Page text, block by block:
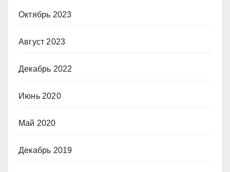
Октябрь 2023
Август 2023
Декабрь 2022
Июнь 2020
Май 2020
Декабрь 2019